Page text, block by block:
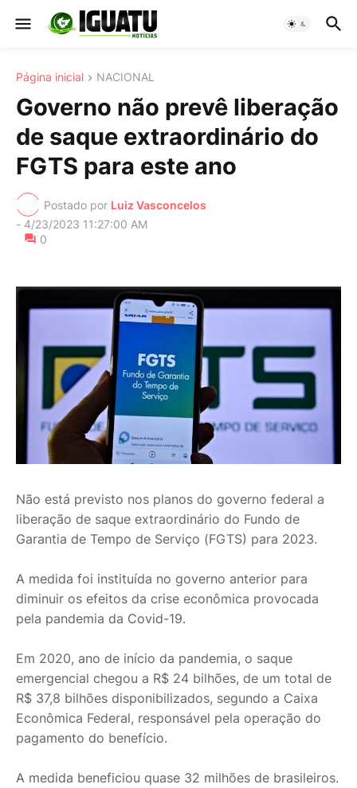
Página inicial NACIONAL
Governo não prevê liberação
de saque extraordinário do
FGTS para este ano
Postado por Luiz Vasconcelos
- 4/23/2023 11:27:00 AM
0
Não está previsto nos planos do governo federal a
liberação de saque extraordinário do Fundo de
Garantia de Tempo de Serviço (FGTS) para 2023.
A medida foi instituída no governo anterior para
diminuir os efeitos da crise econômica provocada
pela pandemia da Covid-19.
Em 2020, ano de início da pandemia, o saque
emergencial chegou a R$ 24 bilhões, de um total de
R$ 37,8 bilhões disponibilizados, segundo a Caixa
Econômica Federal, responsável pela operação do
pagamento do benefício.
A medida beneficiou quase 32 milhões de brasileiros.